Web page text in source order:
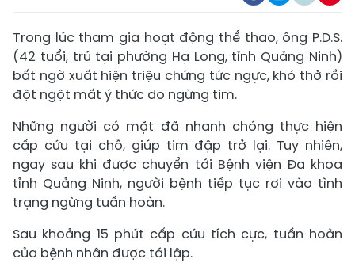
Trong lúc tham gia hoạt động thể thao, ông P.D.S.
(42 tuổi, trú tại phường Hạ Long, tỉnh Quảng Ninh)
bất ngờ xuất hiện triệu chứng tức ngực, khó thở rồi
đột ngột mất ý thức do ngừng tim.
Những người có mặt đã nhanh chóng thực hiện
cấp cứu tại chỗ, giúp tim đập trở lại. Tuy nhiên,
ngay sau khi được chuyển tới Bệnh viện Đa khoa
tỉnh Quảng Ninh, người bệnh tiếp tục rơi vào tình
trạng ngừng tuần hoàn.
Sau khoảng 15 phút cấp cứu tích cực, tuần hoàn
của bệnh nhân được tái lập.